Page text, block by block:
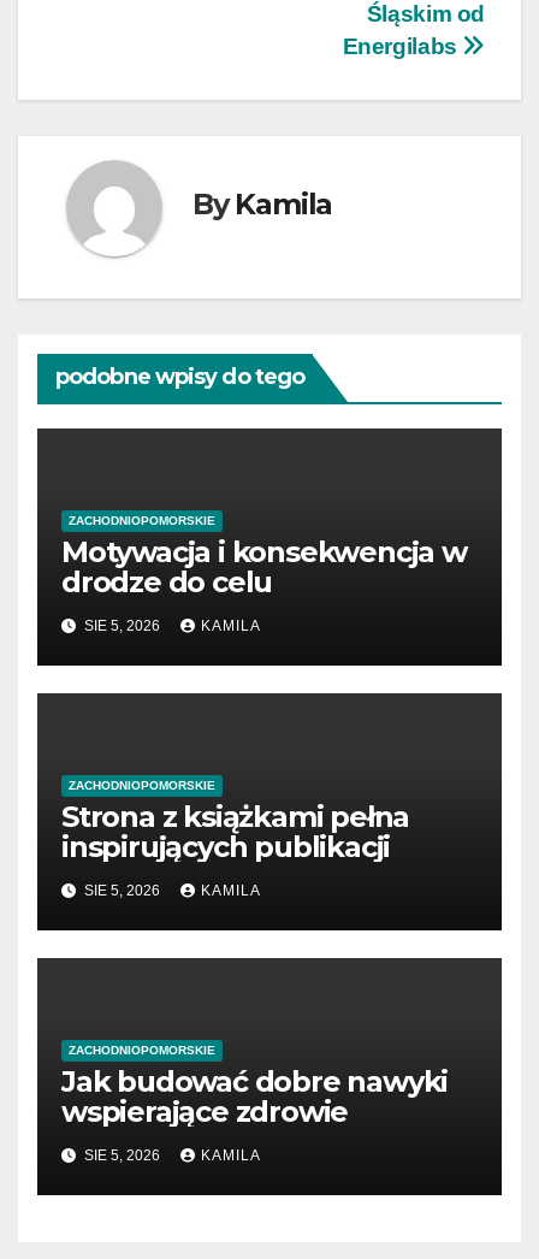
Śląskim od
Energilabs
ByKamila
podobne wpisy do tego
ZACHODNIOPOMORSKIE
Motywacja i konsekwencja w
drodze do celu
SIE 5, 2026 KAMILA
ZACHODNIOPOMORSKIE
Strona z książkami pełna
inspirujących publikacji
SIE 5, 2026 KAMILA
ZACHODNIOPOMORSKIE
Jak budować dobre nawyki
wspierające zdrowie
SIE 5, 2026 KAMILA